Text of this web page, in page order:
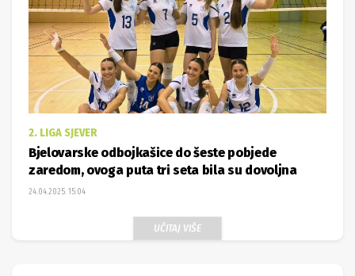
2. LIGA SJEVER
Bjelovarske odbojkašice do šeste pobjede
zaredom, ovoga puta tri seta bila su dovoljna
24.04.2025. 15:04
UČITAJ VIŠE